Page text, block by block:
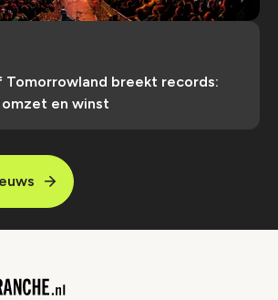
Tomorrowland breekt records:
en winst